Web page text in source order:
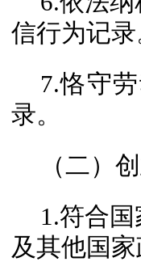
信行为记录
7.恪守
录。
（二）
1.符合
及其他国